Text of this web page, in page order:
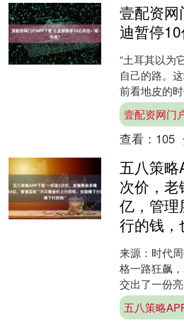
壹配资网
迪暂停
“土耳其以为
自己的路。
前看地皮的
月，土耳其
技术大门。
壹配资网门
查看： 105
五八策
次价，
亿，管理
行的钱，
来源：时代
格一路狂飙
交出了一份
老铺黄金发布
公....
五八策略